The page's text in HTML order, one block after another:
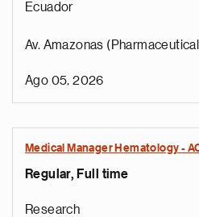
Ecuador
Av. Amazonas
Ago 05, 2026
Medical Manager Hematology -
Regular, Full time
Research